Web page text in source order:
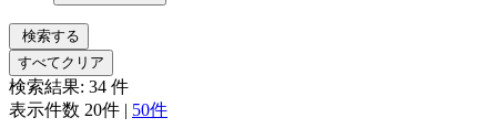
検索する
すべてクリア
検索結果: 34 件
表示件数 20件 | 50件